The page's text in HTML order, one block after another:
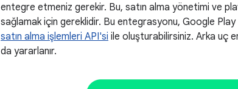
entegre etmeniz gerekir. Bu, satın alma yönetimi ve
sağlamak için gereklidir. Bu entegrasyonu, Google Play
satın alma işlemleri API'si ile oluşturabilirsiniz. Arka uç
da yararlanır.